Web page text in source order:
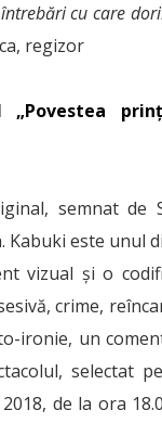
cu care
regizor
semnat de
Kabuki este unul
vizual și o
crime,
ironie, un
selectat
de la ora